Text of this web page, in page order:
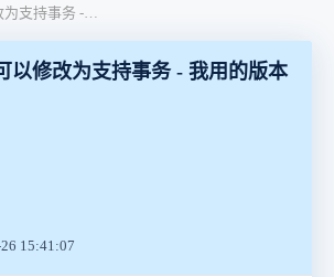
禅道DB 是否可以修改为支持事务 - 我用的版本是16.3
以修改为支持事务 - 我用的版本
15:41:07